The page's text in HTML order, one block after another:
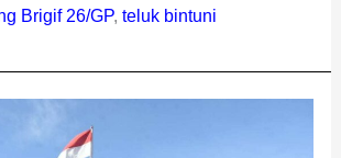
Brigif 26/GP, teluk bintuni